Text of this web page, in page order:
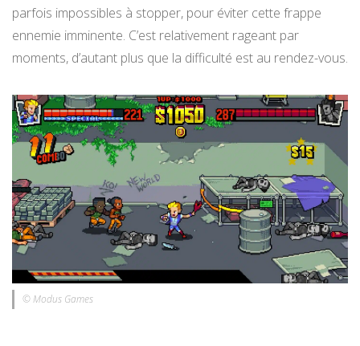
parfois impossibles à stopper, pour éviter cette frappe
ennemie imminente. C’est relativement rageant par
moments, d’autant plus que la difficulté est au rendez-vous.
© Modus Games